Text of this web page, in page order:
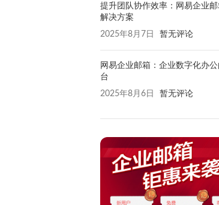
提升团队协作效率：网易企业
解决方案
2025年8月7日 暂无评论
网易企业邮箱：企业数字化办
台
2025年8月6日 暂无评论